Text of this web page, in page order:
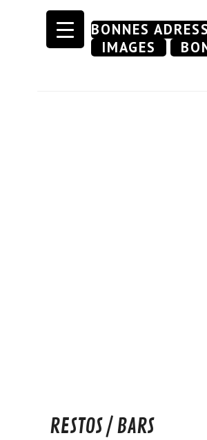
Skip
BONNES
IMAGES
RESTOS / BARS